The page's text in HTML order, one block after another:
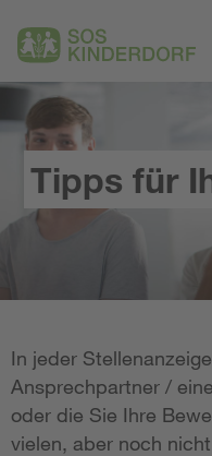
Tipps für
In jeder
Ansprechpartner /
oder die Sie Ihre
vielen, aber noch